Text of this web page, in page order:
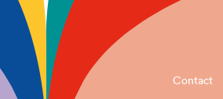
Contact